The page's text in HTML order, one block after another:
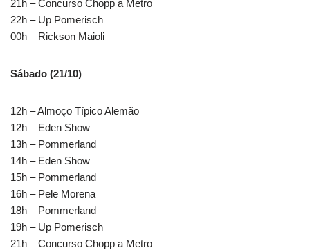
21h – Concurso Chopp a Metro
22h – Up Pomerisch
00h – Rickson Maioli
Sábado (21/10)
12h – Almoço Típico Alemão
12h – Eden Show
13h – Pommerland
14h – Eden Show
15h – Pommerland
16h – Pele Morena
18h – Pommerland
19h – Up Pomerisch
21h – Concurso Chopp a Metro